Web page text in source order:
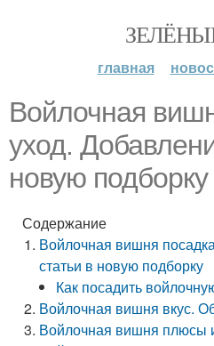
главная
Войлочная
уход.
новую подборку
Содержание
Войлочная вишня
статьи в новую подборку
Как посадить
Войлочная вишня вкус.
Войлочная вишня плюсы